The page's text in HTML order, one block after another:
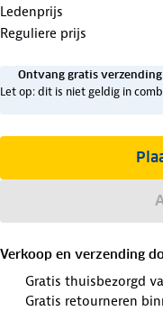
Ledenprijs
Reguliere prijs
Ontvang gratis
Let op: dit is niet geldig in
Verkoop en verzending
Gratis thuisbezorgd
Gratis retourneren